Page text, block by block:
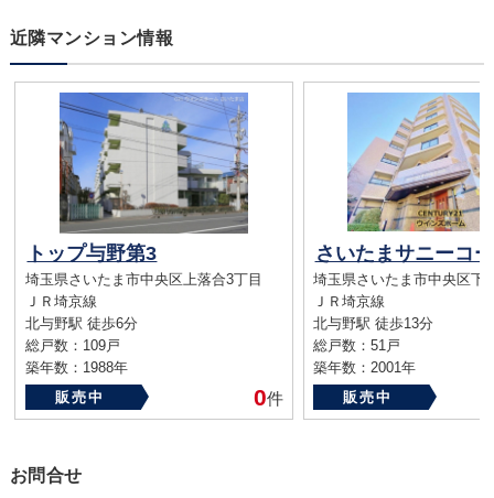
近隣マンション情報
トップ与野第3
埼玉県さいたま市中央区上落合3丁目
ＪＲ埼京線
北与野駅 徒歩6分
総戸数：109戸
築年数：1988年
販売中
0件
さいたまサニーコ
埼玉県さいたま市中央区下
ＪＲ埼京線
北与野駅 徒歩13分
総戸数：51戸
築年数：2001年
販売中
お問合せ